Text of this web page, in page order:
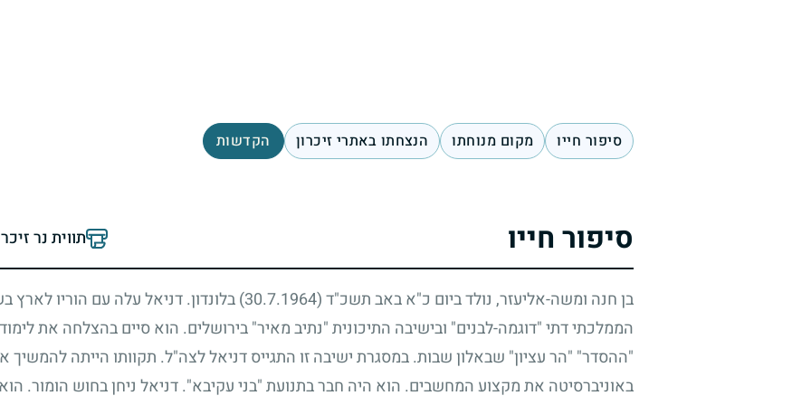
סיפור חייו מקום מנוחתו הנצחתו באתרי זיכרון הקדשות
סיפור חייו תווית נר
בן חנה ומשה-אליעזר, נולד ביום כ"א באב תשכ"ד(30.7.1964)
בלונדון. דניאל עלה עם הוריו לארץ
הממלכתי דתי "דוגמה-לבנים" ובישיבה התיכונית "נתיב מאיר" בירושלים. הוא סיים בהצלחה את
"ההסדר" "הר עציון" שבאלון שבות. במסגרת ישיבה זו התגייס דניאל לצה"ל. תקוותו הייתה להמשיך
באוניברסיטה את מקצוע המחשבים. הוא היה חבר בתנועת "בני עקיבא". דניאל ניחן בחוש הומור.